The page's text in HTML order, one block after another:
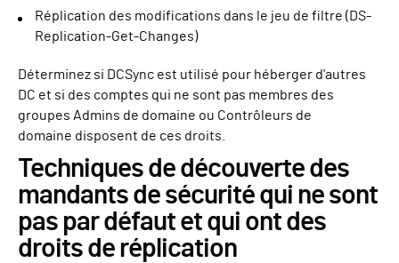
Réplication des modifications dans le jeu de filtre (DS-
Replication-Get-Changes)
Déterminez si DCSync est utilisé pour héberger d'autres
DC et si des comptes qui ne sont pas membres des
groupes Admins de domaine ou Contrôleurs de
domaine disposent de ces droits.
Techniques de découverte des
mandants de sécurité qui ne sont
pas par défaut et qui ont des
droits de réplication